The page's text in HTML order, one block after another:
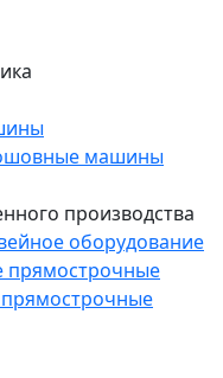
машины
производства
оборудование
прямострочные